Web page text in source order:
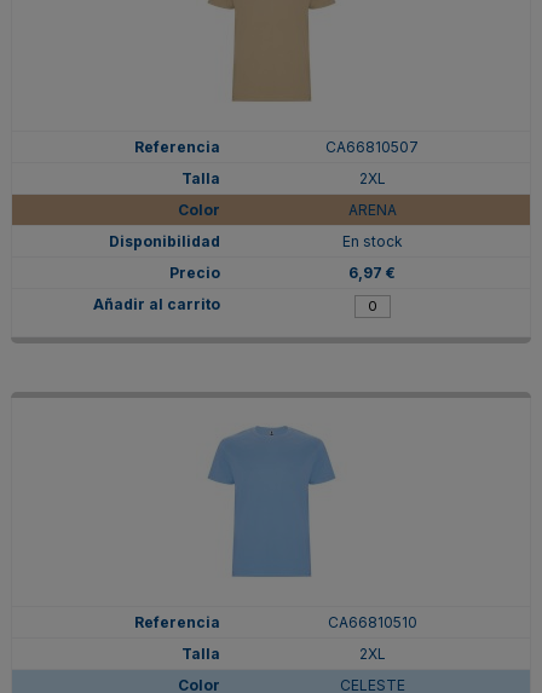
CA66810507
2XL
ARENA
En stock
6,97 €
CA66810510
2XL
CELESTE